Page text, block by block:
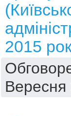
2015
Вересня